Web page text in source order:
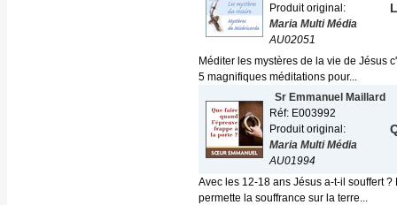
Produit original:
Maria Multi Média
AU02051
Méditer les mystères de la vie de Jésus
5 magnifiques méditations pour...
Sr Emmanuel Maillard
Réf: E003992
Produit original:
Maria Multi Média
AU01994
Avec les 12-18 ans Jésus a-t-il souffert
permette la souffrance sur la terre...